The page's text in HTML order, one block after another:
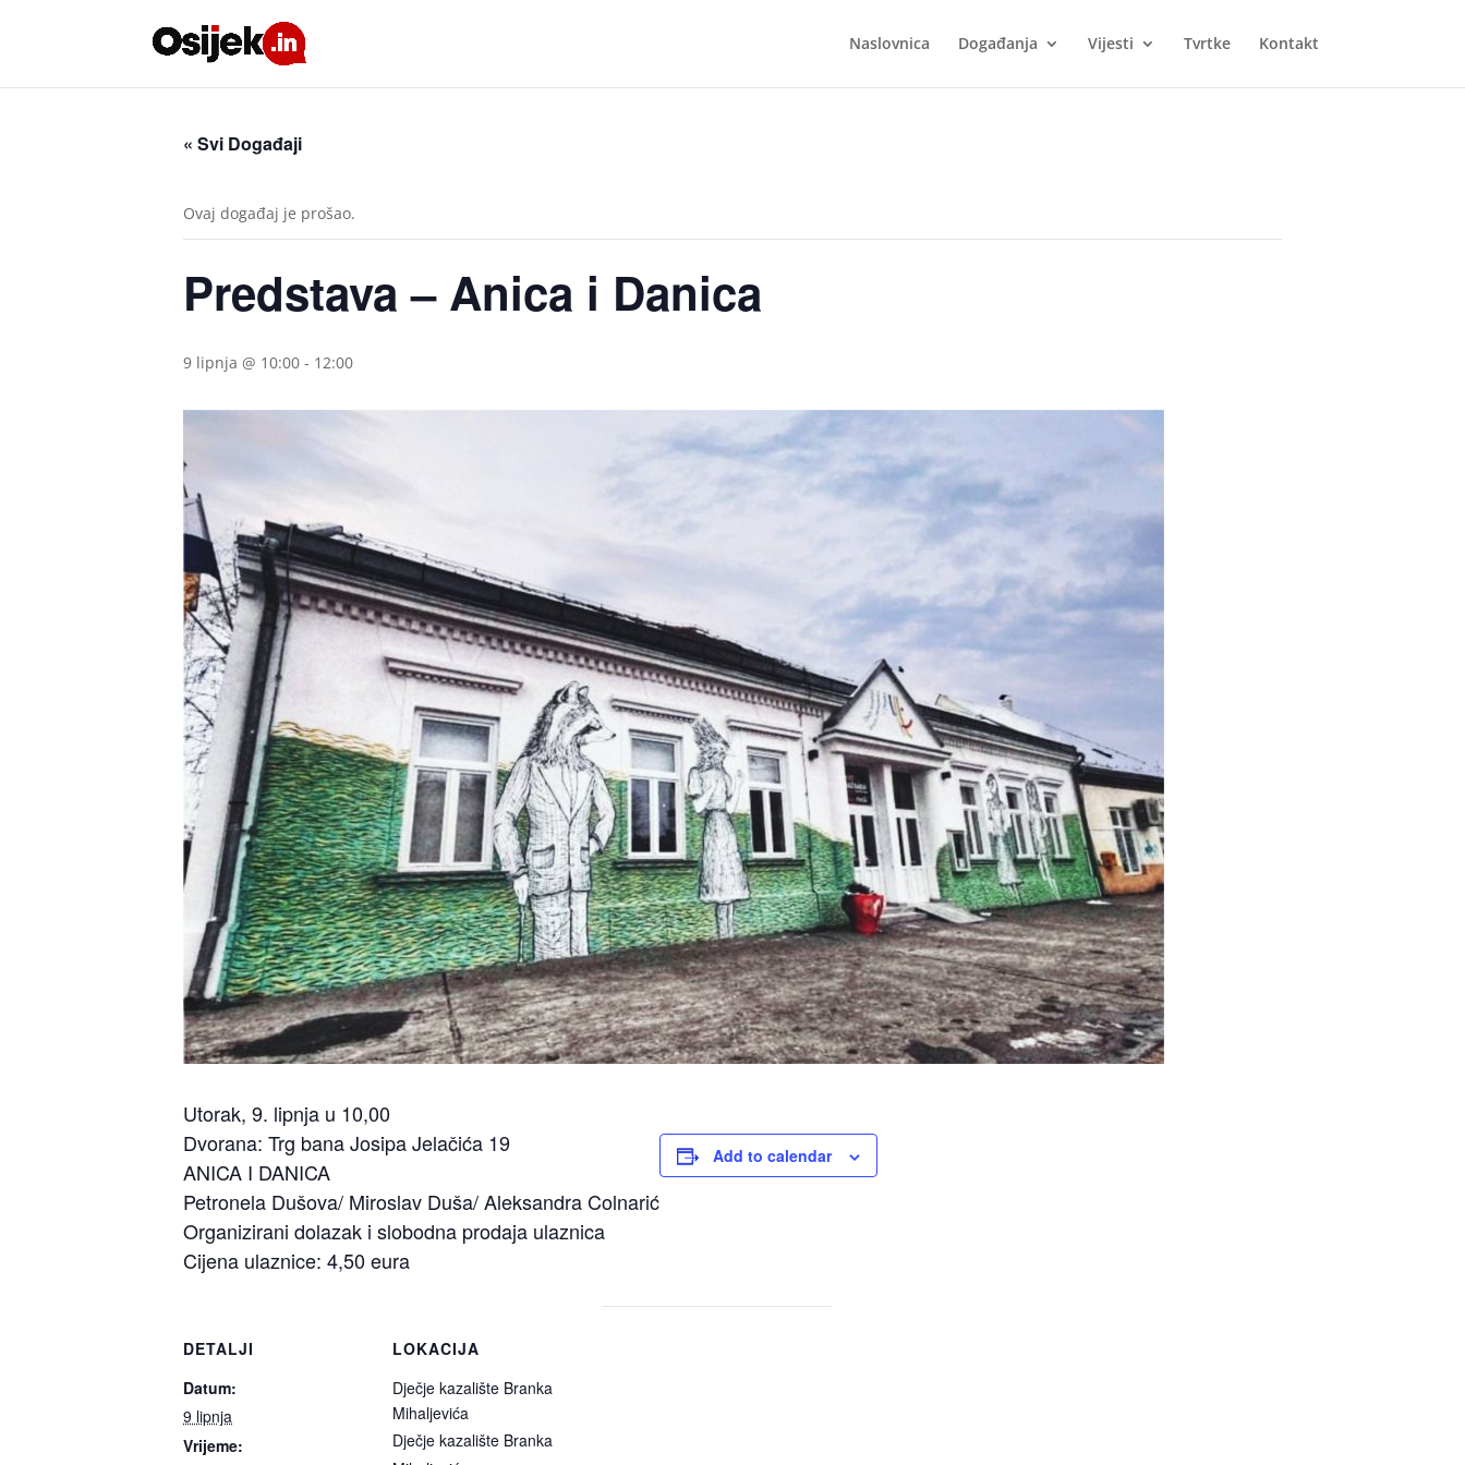
Naslovnica Događanja Vijesti Tvrtke Kontakt
« Svi Događaji
Ovaj događaj je prošao.
Predstava – Anica i Danica
9 lipnja @ 10:00 - 12:00
Utorak, 9. lipnja u 10,00
Dvorana: Trg bana Josipa Jelačića 19
ANICA I DANICA
Petronela Dušova/ Miroslav Duša/ Aleksandra Colnarić
Organizirani dolazak i slobodna prodaja ulaznica
Cijena ulaznice: 4,50 eura
Add to calendar
DETALJI
Datum:
9 lipnja
Vrijeme:
LOKACIJA
Dječje kazalište Branka
Mihaljevića
Dječje kazalište Branka